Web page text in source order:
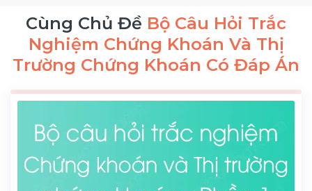
Cùng Chủ Đề Bộ Câu Hỏi Trắc
Nghiệm Chứng Khoán Và Thị
Trường Chứng Khoán Có Đáp Án